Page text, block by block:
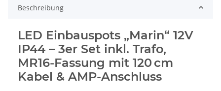
Beschreibung
LED Einbauspots „Marin“ 12V
IP44 – 3er Set inkl. Trafo,
MR16-Fassung mit 120 cm
Kabel & AMP-Anschluss